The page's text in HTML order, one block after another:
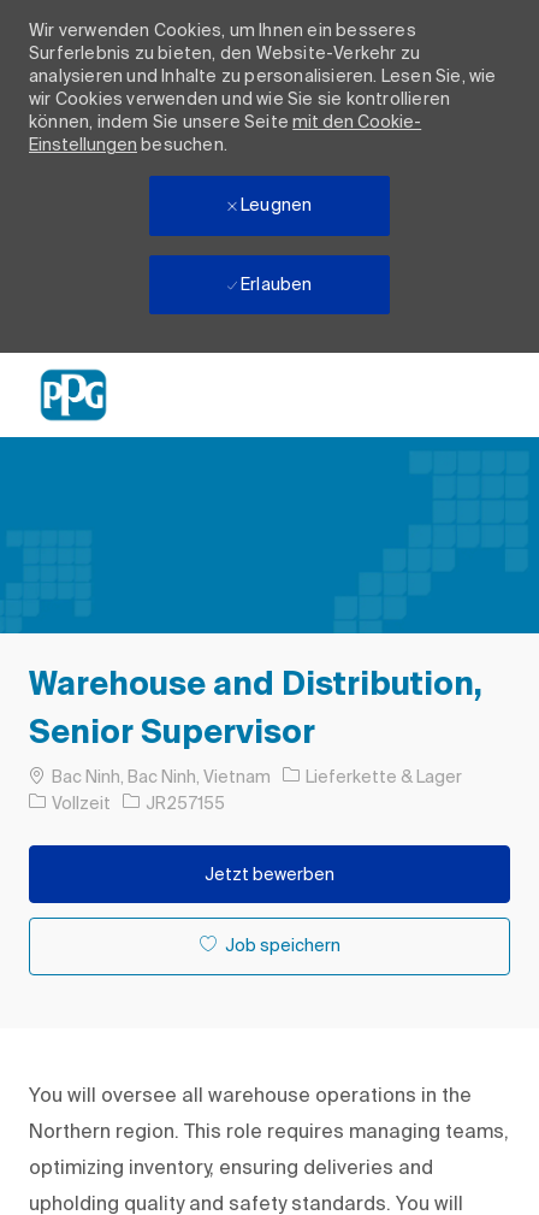
Wir verwenden Cookies, um Ihnen ein besseres
Surferlebnis zu bieten, den Website-Verkehr zu
analysieren und Inhalte zu personalisieren. Lesen Sie, wie
wir Cookies verwenden und wie Sie sie kontrollieren
können, indem Sie unsere Seitemit den Cookie-
Einstellungen besuchen.
Leugnen
Erlauben
Warehouse and Distribution,
Senior Supervisor
OrtBac Ninh, Bac Ninh, Vietnam Kategorie
Lieferkette & Lager
Auftragstyp
Vollzeit Auftrags-ID
JR257155
Jetzt bewerben
Job speichern
You will oversee all warehouse operations in the
Northern region. This role requires managing teams,
optimizing inventory, ensuring deliveries and
upholding quality and safety standards. You will